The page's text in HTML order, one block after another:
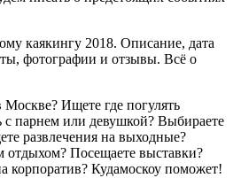
каякингу 2018. Описание, дата
фотографии и отзывы. Всё о
Москве? Ищете где погулять
с парнем или девушкой? Выбираете
развлечения на выходные?
отдыхом? Посещаете выставки?
корпоратив? Кудамоскоу поможет!